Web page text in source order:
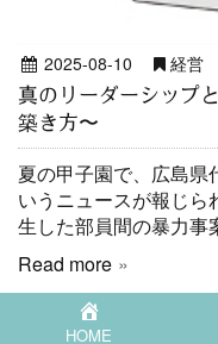
2025-08-10 経営
真のリーダーシップ
築き方〜
夏の甲子園で、広島県
いうニュースが報じら
生した部員間の暴力
Read more
HOME